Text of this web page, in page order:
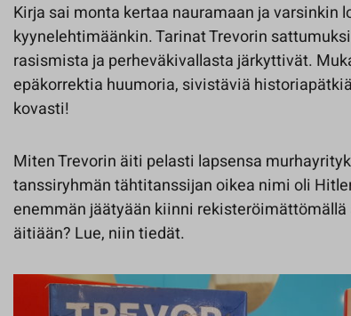
Kirja sai monta kertaa nauramaan ja varsinkin
kyynelehtimäänkin. Tarinat Trevorin
rasismista ja perheväkivallasta järkyttivät.
epäkorrektia huumoria, sivistäviä
kovasti!
Miten Trevorin äiti pelasti lapsensa
tanssiryhmän tähtitanssijan oikea nimi oli
enemmän jäätyään kiinni
äitiään? Lue, niin tiedät.